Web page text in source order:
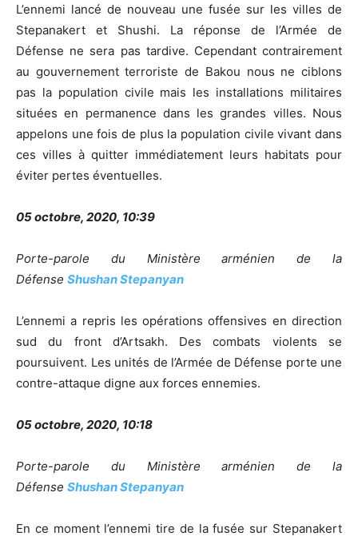
L’ennemi lancé de nouveau une fusée sur les villes de
Stepanakert et Shushi. La réponse de l’Armée de
Défense ne sera pas tardive. Cependant contrairement
au gouvernement terroriste de Bakou nous ne ciblons
pas la population civile mais les installations militaires
situées en permanence dans les grandes villes. Nous
appelons une fois de plus la population civile vivant dans
ces villes à quitter immédiatement leurs habitats pour
éviter pertes éventuelles.
05 octobre, 2020, 10:39
Porte-parole du Ministère arménien de la
Défense Shushan Stepanyan
L’ennemi a repris les opérations offensives en direction
sud du front d’Artsakh. Des combats violents se
poursuivent. Les unités de l’Armée de Défense porte une
contre-attaque digne aux forces ennemies.
05 octobre, 2020, 10:18
Porte-parole du Ministère arménien de la
Défense Shushan Stepanyan
En ce moment l’ennemi tire de la fusée sur Stepanakert